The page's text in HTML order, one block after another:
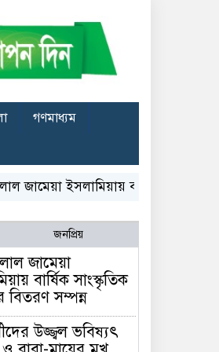
গণমাধ্যম
ইসলামিয়ায় বার্ষিক সাংস্কৃতিক
জনপ্রিয়
জামেয়া
বার্ষিক সাংস্কৃতিক
বিতরণ সম্পন্ন
উজ্জ্বল ভবিষ্যৎ